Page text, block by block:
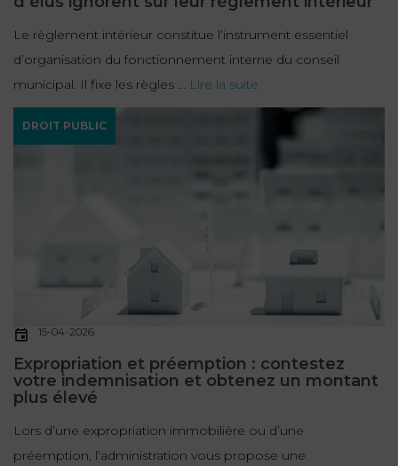
Le règlement intérieur constitue l’instrument essentiel
d’organisation du fonctionnement interne du conseil
municipal. Il fixe les règles ... Lire la suite
DROIT PUBLIC
15-04-2026
Expropriation et préemption : contestez
votre indemnisation et obtenez un montant
plus élevé
Lors d’une expropriation immobilière ou d’une
préemption, l’administration vous propose une